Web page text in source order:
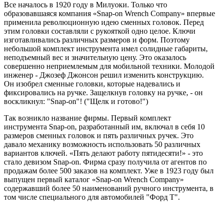
Все началось в 1920 году в Милуоки. Только что
образовавшаяся компания «Snap-on Wrench Company» впервые
применила революционную идею сменных головок. Перед
этим головки составляли с рукояткой одно целое. Ключи
изготавливались различных размеров и форм. Поэтому
небольшой комплект инструмента имел солидные габариты,
неподъемный вес и значительную цену. Это оказалось
совершенно неприемлемым для мобильной техники. Молодой
инженер - Джозеф Джонсон решил изменить конструкцию.
Он изобрел сменные головки, которые надевались и
фиксировались на ручке. Защелкнув головку на ручке, - он
воскликнул: "Snap-on"! ("Щелк и готово!")
Так возникло название фирмы. Первый комплект
инструмента Snap-on, разработанный им, включал в себя 10
размеров сменных головок и пять различных ручек. Это
давало механику возможность использовать 50 различных
вариантов ключей. «Пять делают работу пятидесяти!» - это
стало девизом Snap-on. Фирма сразу получила от агентов по
продажам более 500 заказов на комплект. Уже в 1923 году был
выпущен первый каталог «Snap-on Wrench Company»
содержавший более 50 наименований ручного инструмента, в
том числе специального для автомобилей "Форд Т".